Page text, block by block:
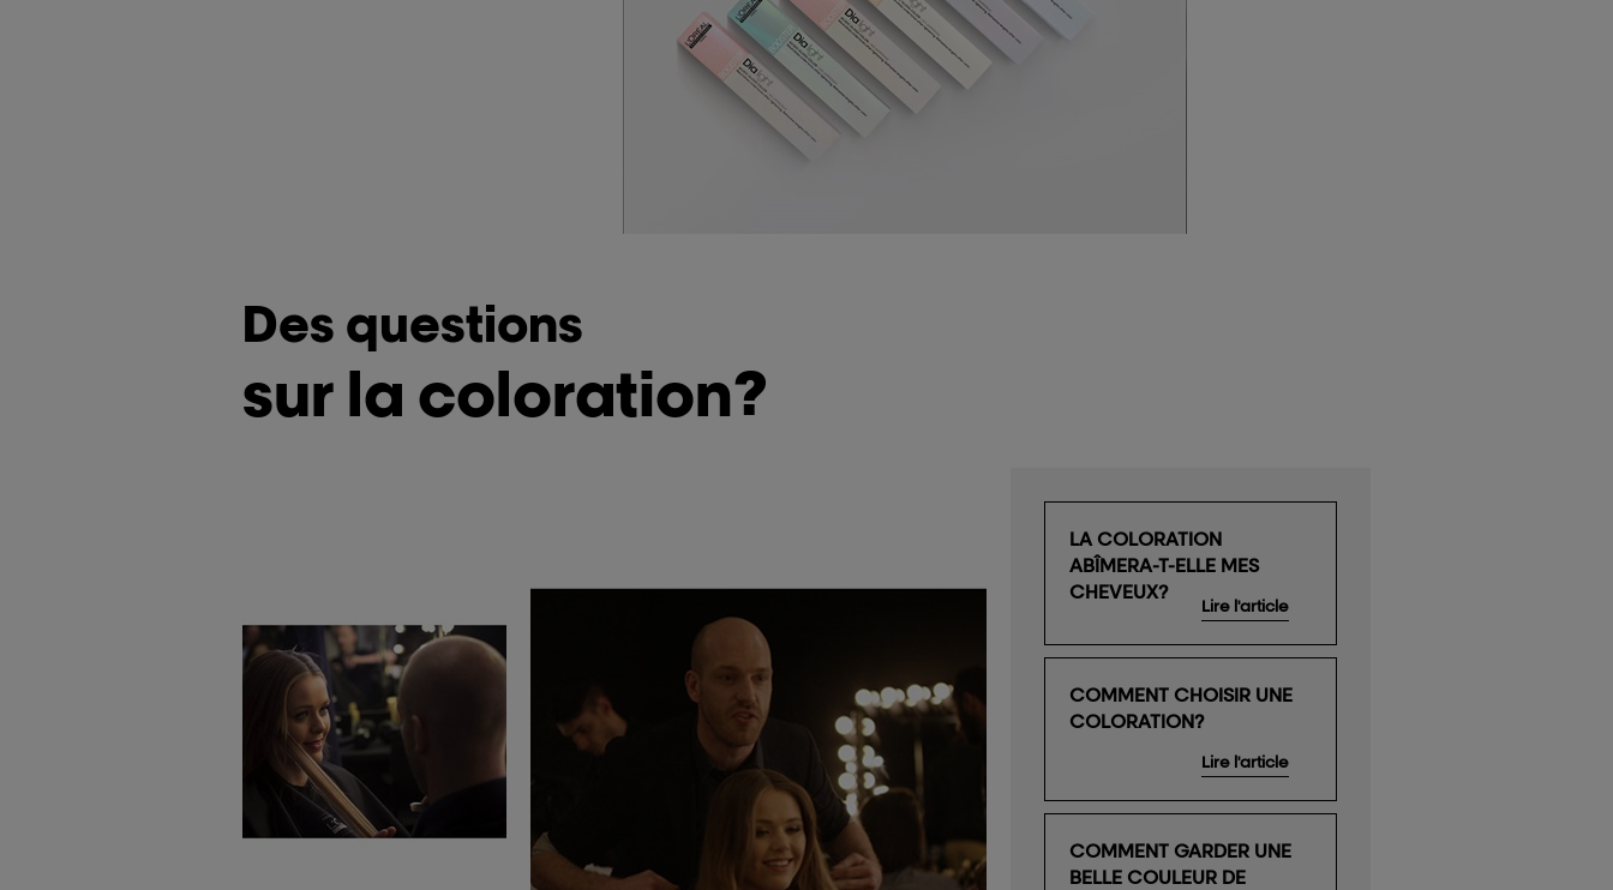
Des questions
sur la coloration?
LA COLORATION
ABÎMERA-T-ELLE MES
CHEVEUX?
Lire l'article
COMMENT CHOISIR UNE
COLORATION?
Lire l'article
COMMENT GARDER UNE
BELLE COULEUR DE